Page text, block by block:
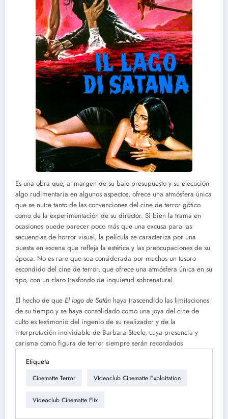
Es una obra que, al margen de su bajo presupuesto y su ejecución
algo rudimentaria en algunos aspectos, ofrece una atmósfera única
que se nutre tanto de las convenciones del cine de terror gótico
como de la experimentación de su director. Si bien la trama en
ocasiones puede parecer poco más que una excusa para las
secuencias de horror visual, la película se caracteriza por una
puesta en escena que refleja la estética y las preocupaciones de su
época. No es raro que sea considerada por muchos un tesoro
escondido del cine de terror, que ofrece una atmósfera única en su
tipo, con un claro trasfondo de inquietud sobrenatural.
El hecho de que El lago de Satán haya trascendido las limitaciones
de su tiempo y se haya consolidado como una joya del cine de
culto es testimonio del ingenio de su realizador y de la
interpretación inolvidable de Barbara Steele, cuya presencia y
carisma como figura de terror siempre serán recordados​
Etiqueta
Cinematte Terror Videoclub Cinematte Exploitation
Videoclub Cinematte Flix